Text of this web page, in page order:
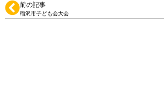
前の記事
稲沢市子ども会大会